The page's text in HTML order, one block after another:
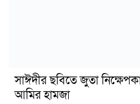
সাঈদীর ছবিতে জুতা
আমির হামজা